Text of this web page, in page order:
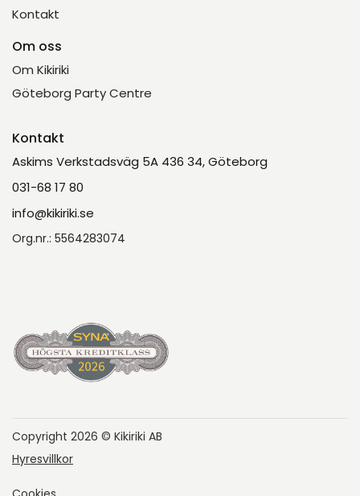
Kontakt
Om oss
Om Kikiriki
Göteborg Party Centre
Kontakt
Askims Verkstadsväg 5A 436 34, Göteborg
031-68 17 80
info@kikiriki.se
Org.nr.: 5564283074
Copyright 2026 © Kikiriki AB
Hyresvillkor